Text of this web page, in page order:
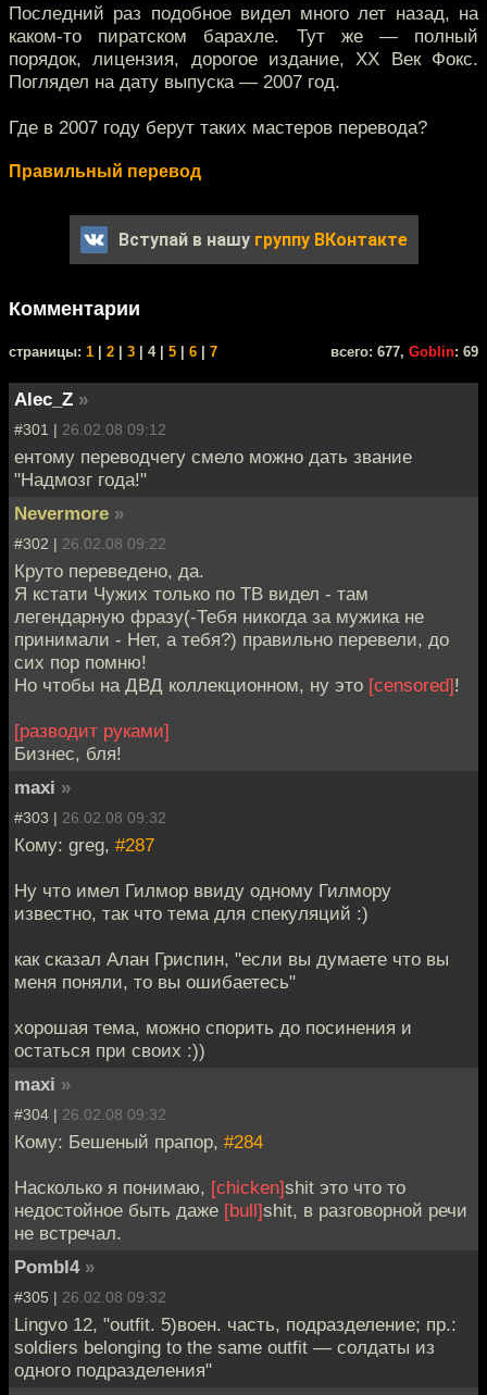
Последний раз подобное видел много лет назад, на
каком-то пиратском барахле. Тут же — полный
порядок, лицензия, дорогое издание, ХХ Век Фокс.
Поглядел на дату выпуска — 2007 год.
Где в 2007 году берут таких мастеров перевода?
Правильный перевод
Вступай в нашу группу ВКонтакте
Комментарии
cтраницы: 1 | 2 | 3 | 4 | 5 | 6 | 7 всего: 677, Goblin: 69
Alec_Z »
#301 | 26.02.08 09:12
ентому переводчегу смело можно дать звание
"Надмозг года!"
Nevermore »
#302 | 26.02.08 09:22
Круто переведено, да.
Я кстати Чужих только по ТВ видел - там
легендарную фразу(-Тебя никогда за мужика не
принимали - Нет, а тебя?) правильно перевели, до
сих пор помню!
Но чтобы на ДВД коллекционном, ну это [censored]!
[разводит руками]
Бизнес, бля!
maxi »
#303 | 26.02.08 09:32
Кому: greg, #287
Ну что имел Гилмор ввиду одному Гилмору
известно, так что тема для спекуляций :)
как сказал Алан Гриспин, "если вы думаете что вы
меня поняли, то вы ошибаетесь"
хорошая тема, можно спорить до посинения и
остаться при своих :))
maxi »
#304 | 26.02.08 09:32
Кому: Бешеный прапор, #284
Насколько я понимаю, [chicken]shit это что то
недостойное быть даже [bull]shit, в разговорной речи
не встречал.
Pombl4 »
#305 | 26.02.08 09:32
Lingvo 12, "outfit. 5)воен. часть, подразделение; пр.:
soldiers belonging to the same outfit — солдаты из
одного подразделения"